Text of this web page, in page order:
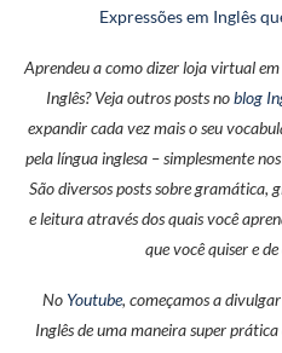
Expressões em Inglês
Aprendeu a como dizer loja virtual
Inglês? Veja outros posts noblog
expandir cada vez mais o seu
pela língua inglesa – simplesmente
São diversos posts sobre gramática,
e leitura através dos quais você
que você quiser e
No Youtube, começamos a
Inglês de uma maneira super